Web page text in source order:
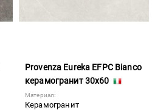
Provenza Eureka EFPC Bianco
керамогранит 30x60
Материал:
Керамогранит